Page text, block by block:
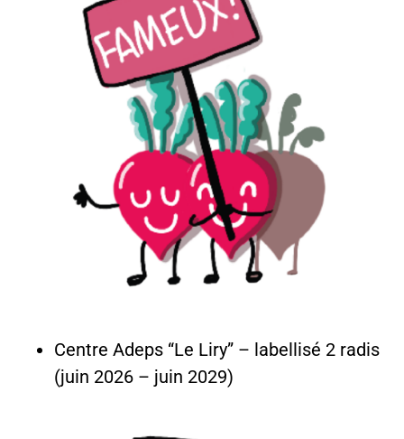
Centre Adeps “Le Liry” – labellisé 2 radis
(juin 2026 – juin 2029)